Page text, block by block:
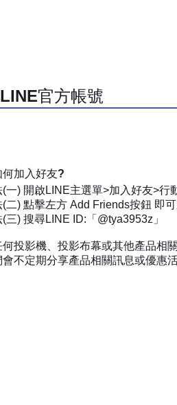
官方帳號
加入好友?
(一) 開啟LINE主選單>加入好友>行
(二) 點擊左方 Add Friends按鈕 即
三) 搜尋LINE ID:「@tya3953z」
何投影機、投影布幕或其他產品相
會不定期分享產品相關訊息或優惠